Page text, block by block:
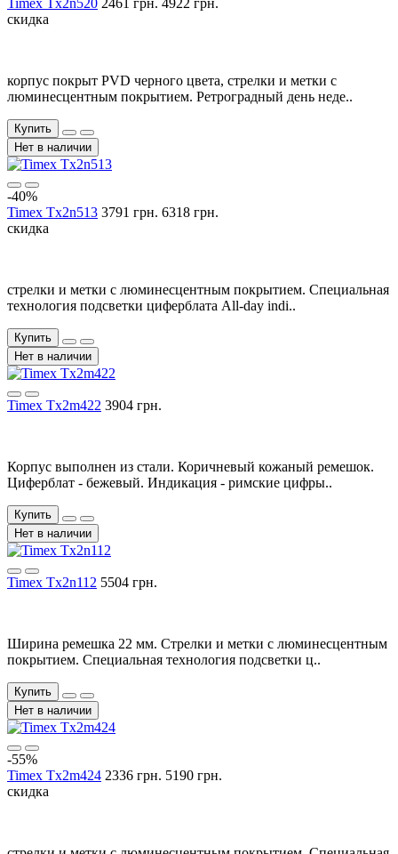
скидка
корпус покрыт PVD черного цвета, стрелки и метки с
люминесцентным покрытием. Ретроградный день неде..
Купить
Нет в наличии
-40%
Timex Tx2n513 3791 грн. 6318 грн.
скидка
стрелки и метки с люминесцентным покрытием. Специальная
технология подсветки циферблата All-day indi..
Купить
Нет в наличии
Timex Tx2m422 3904 грн.
Корпус выполнен из стали. Коричневый кожаный ремешок.
Циферблат - бежевый. Индикация - римские цифры..
Купить
Нет в наличии
Timex Tx2n112 5504 грн.
Ширина ремешка 22 мм. Cтрелки и метки с люминесцентным
покрытием. Специальная технология подсветки ц..
Купить
Нет в наличии
-55%
Timex Tx2m424 2336 грн. 5190 грн.
скидка